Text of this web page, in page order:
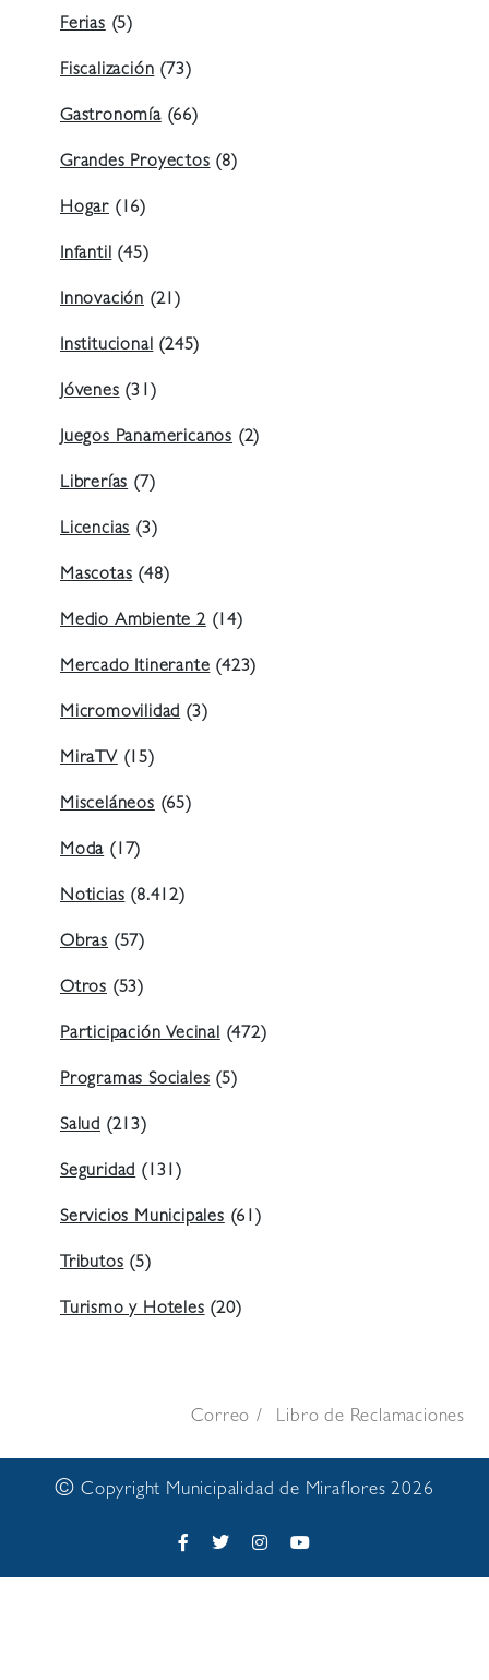
Ferias (5)
Fiscalización (73)
Gastronomía(66)
Grandes Proyectos (8)
Hogar (16)
Infantil (45)
Innovación (21)
Institucional (245)
Jóvenes (31)
Juegos Panamericanos (2)
Librerías (7)
Licencias (3)
Mascotas (48)
Medio Ambiente 2(14)
Mercado Itinerante (423)
Micromovilidad (3)
MiraTV (15)
Misceláneos (65)
Moda (17)
Noticias (8.412)
Obras (57)
Otros (53)
Participación Vecinal (472)
Programas Sociales (5)
Salud (213)
Seguridad (131)
Servicios Municipales (61)
Tributos (5)
Turismo y Hoteles (20)
Correo Libro de Reclamaciones
© Copyright Municipalidad de Miraflores 2026